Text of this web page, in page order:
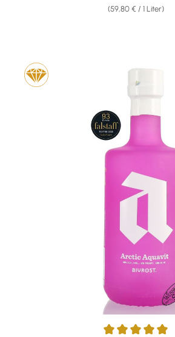
(59,80 € / 1 Liter)